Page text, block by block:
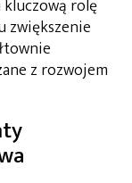
kluczową rolę
zwiększenie
z rozwojem